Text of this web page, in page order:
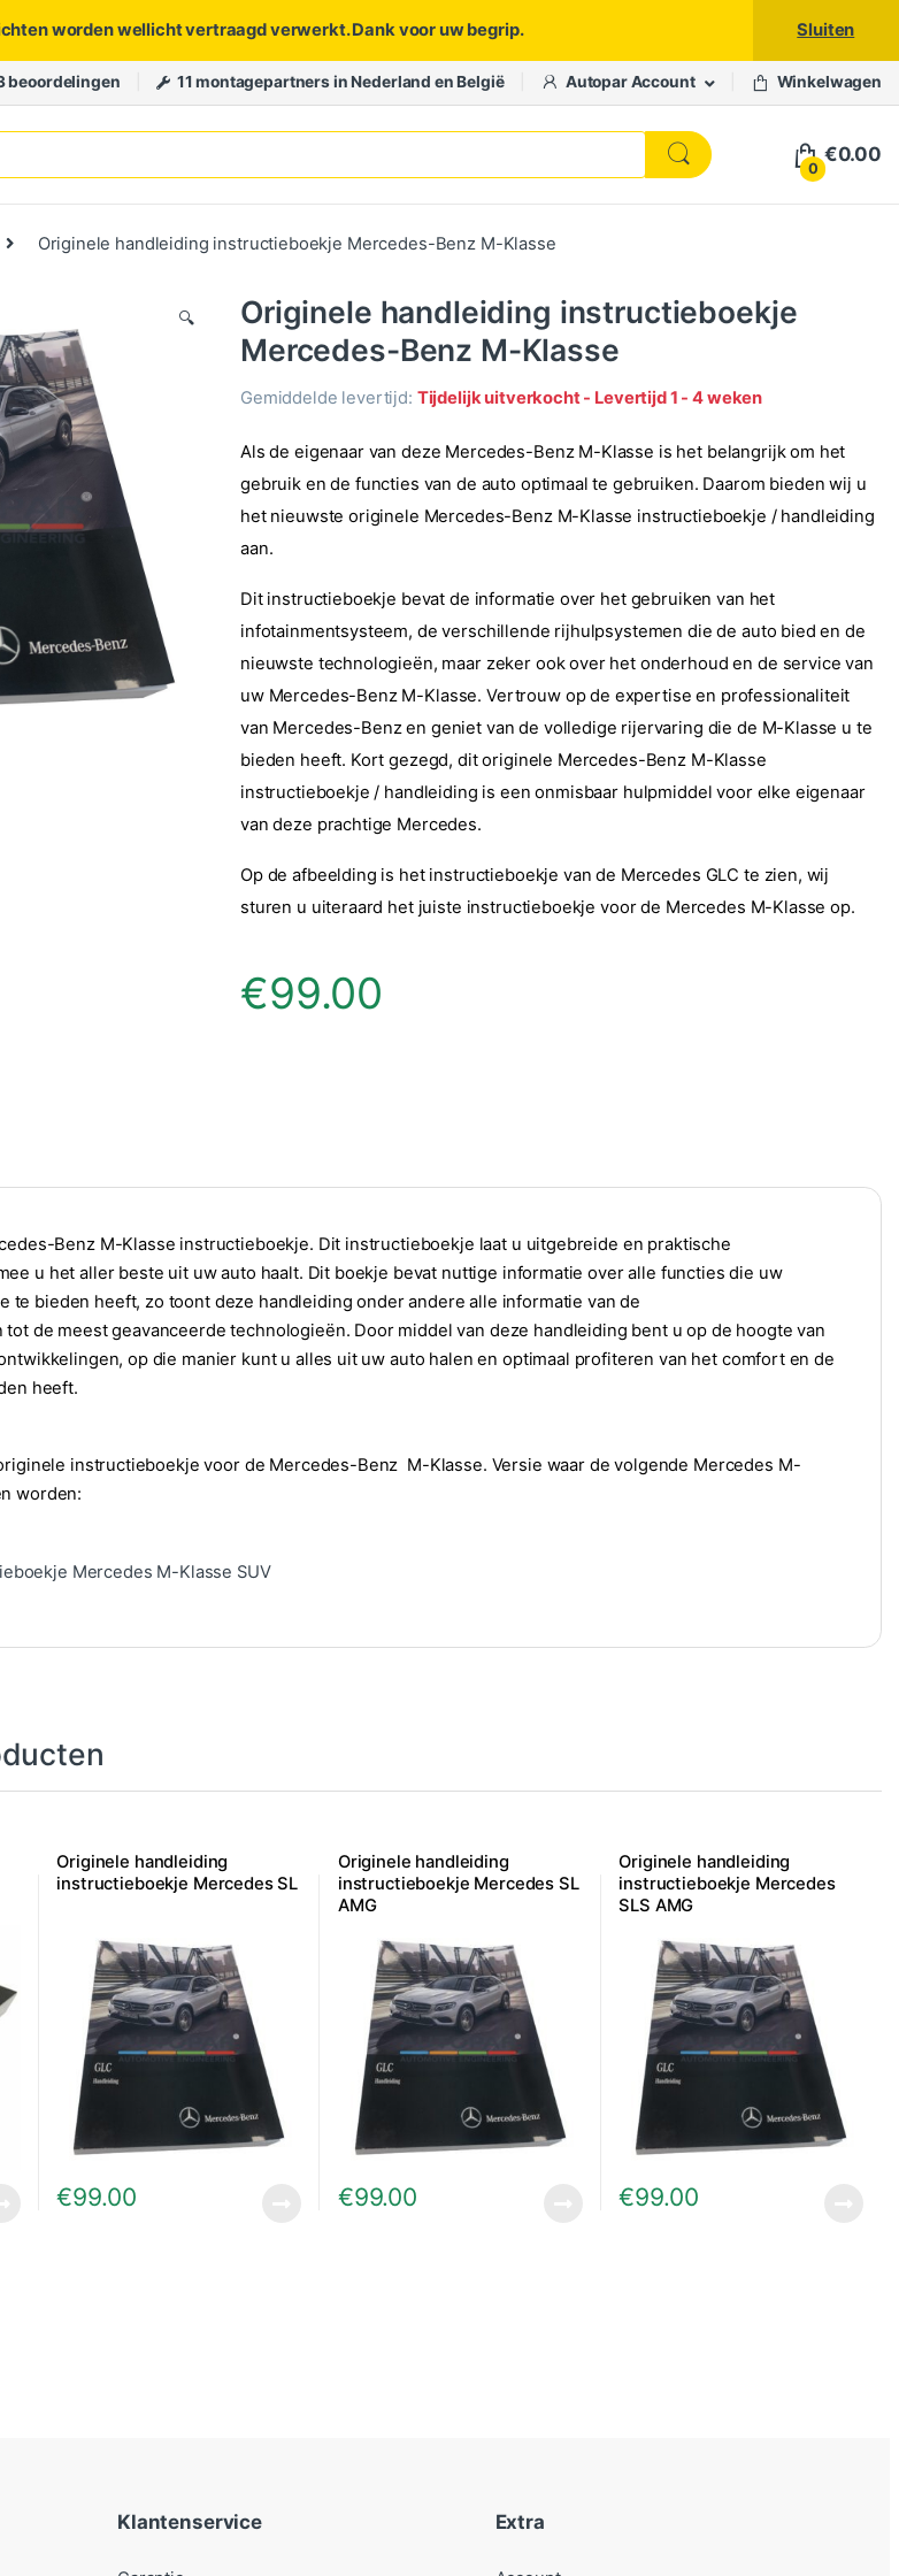
worden wellicht vertraagd verwerkt. Dank voor uw begrip. Sluiten
beoordelingen 11 montagepartners in Nederland en België Autopar Account Winkelwagen
0
€0.00
Originele handleiding instructieboekje Mercedes-Benz M-Klasse
🔍
Originele handleiding instructieboekje
Mercedes-Benz M-Klasse
Gemiddelde levertijd: Tijdelijk uitverkocht - Levertijd 1 - 4 weken
Als de eigenaar van deze Mercedes-Benz M-Klasse is het belangrijk om het
gebruik en de functies van de auto optimaal te gebruiken. Daarom bieden wij u
het nieuwste originele Mercedes-Benz M-Klasse instructieboekje / handleiding
aan.
Dit instructieboekje bevat de informatie over het gebruiken van het
infotainmentsysteem, de verschillende rijhulpsystemen die de auto bied en de
nieuwste technologieën, maar zeker ook over het onderhoud en de service van
uw Mercedes-Benz M-Klasse. Vertrouw op de expertise en professionaliteit
van Mercedes-Benz en geniet van de volledige rijervaring die de M-Klasse u te
bieden heeft. Kort gezegd, dit originele Mercedes-Benz M-Klasse
instructieboekje / handleiding is een onmisbaar hulpmiddel voor elke eigenaar
van deze prachtige Mercedes.
Op de afbeelding is het instructieboekje van de Mercedes GLC te zien, wij
sturen u uiteraard het juiste instructieboekje voor de Mercedes M-Klasse op.
€99.00
Benz M-Klasse instructieboekje. Dit instructieboekje laat u uitgebreide en praktische
u het aller beste uit uw auto haalt. Dit boekje bevat nuttige informatie over alle functies die uw
te bieden heeft, zo toont deze handleiding onder andere alle informatie van de
de meest geavanceerde technologieën. Door middel van deze handleiding bent u op de hoogte van
op die manier kunt u alles uit uw auto halen en optimaal profiteren van het comfort en de
heeft.
instructieboekje voor de Mercedes-Benz M-Klasse. Versie waar de volgende Mercedes M-
worden:
Mercedes M-Klasse SUV
Originele handleiding
instructieboekje Mercedes SL
€99.00
Originele handleiding
instructieboekje Mercedes SL
AMG
€99.00
Originele handleiding
instructieboekje Mercedes
SLS AMG
€99.00
Klantenservice Extra